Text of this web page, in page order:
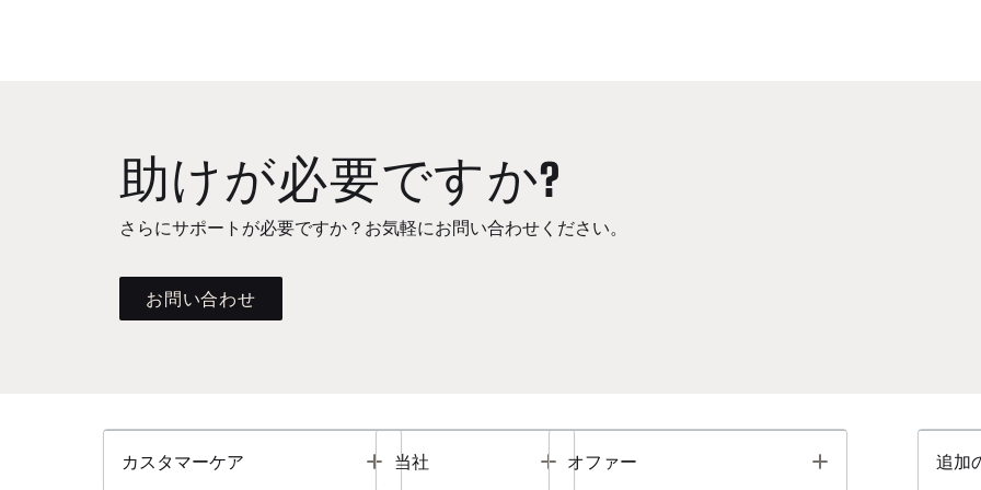
助けが必要ですか?
さらにサポートが必要ですか？お気軽にお問い合わせください。
お問い合わせ
カスタマーケア Toggle
当社 Toggle
オファー Toggle 追加